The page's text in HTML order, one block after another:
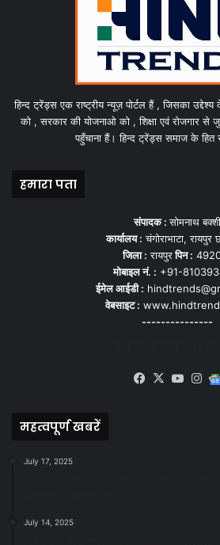
हिन्द ट्रेंड्स एक राष्ट्रीय न्यूज़ पोर्टल हैं , जिसका
को , सरकार की योजनाओ को , शिक्षा एवं रोजगार
पहुँचाना हैं। हिन्द ट्रेंड्स समाज के हित
हमारा पता
संपादक :सोमनाथ बक्शी
कार्यालय : चंगोराभाटा, रायपुर
जिला : रायपुरपिन :
मोबाइल नं. : +91-
ईमेल आईडी :
वेबसाइट :
---------------
Facebook
X
महत्वपूर्ण खबरें
July 17, 2025
July 14, 2025